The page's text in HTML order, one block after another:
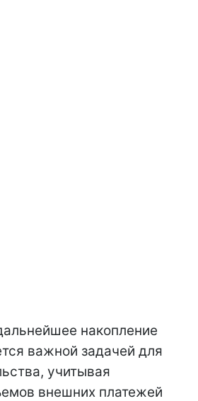
накопление
важной задачей для
учитывая
внешних платежей